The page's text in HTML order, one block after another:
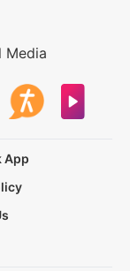
Media
App